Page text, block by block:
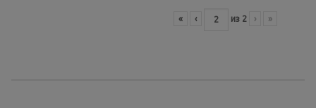
« ‹ из 2 › »